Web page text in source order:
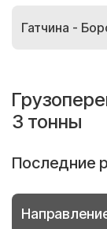
Гатчина -
3 тонны
Последние